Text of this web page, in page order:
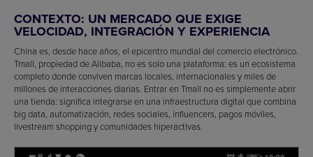
CONTEXTO: UN MERCADO QUE EXIGE
VELOCIDAD, INTEGRACIÓN Y EXPERIENCIA
China es, desde hace años, el epicentro mundial del comercio electrónico.
Tmall, propiedad de Alibaba, no es solo una plataforma: es un ecosistema
completo donde conviven marcas locales, internacionales y miles de
millones de interacciones diarias. Entrar en Tmall no es simplemente abrir
una tienda: significa integrarse en una infraestructura digital que combina
big data, automatización, redes sociales, influencers, pagos móviles,
livestream shopping y comunidades hiperactivas.